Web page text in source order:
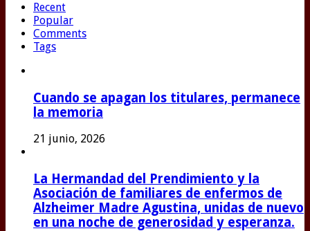
Recent
Popular
Comments
Tags
Cuando se apagan los titulares, permanece
la memoria
21 junio, 2026
La Hermandad del Prendimiento y la
Asociación de familiares de enfermos de
Alzheimer Madre Agustina, unidas de nuevo
en una noche de generosidad y esperanza.